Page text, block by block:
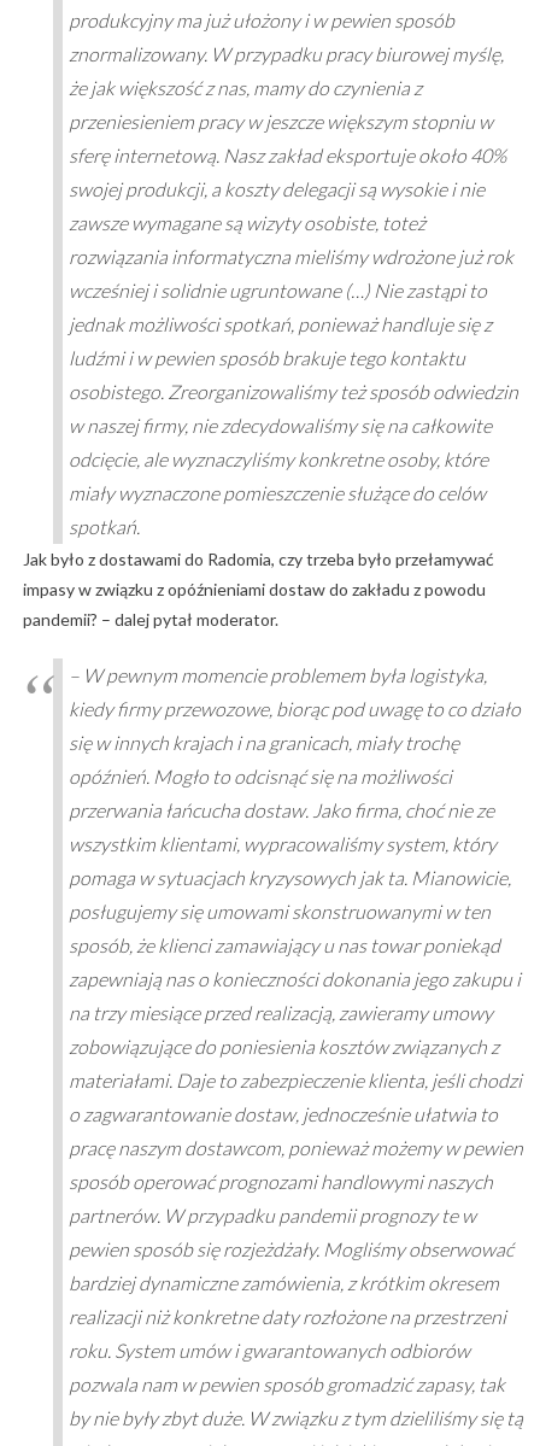
produkcyjny ma już ułożony i w pewien sposób
znormalizowany. W przypadku pracy biurowej myślę,
że jak większość z nas, mamy do czynienia z
przeniesieniem pracy w jeszcze większym stopniu w
sferę internetową. Nasz zakład eksportuje około 40%
swojej produkcji, a koszty delegacji są wysokie i nie
zawsze wymagane są wizyty osobiste, toteż
rozwiązania informatyczna mieliśmy wdrożone już rok
wcześniej i solidnie ugruntowane (…) Nie zastąpi to
jednak możliwości spotkań, ponieważ handluje się z
ludźmi i w pewien sposób brakuje tego kontaktu
osobistego. Zreorganizowaliśmy też sposób odwiedzin
w naszej firmy, nie zdecydowaliśmy się na całkowite
odcięcie, ale wyznaczyliśmy konkretne osoby, które
miały wyznaczone pomieszczenie służące do celów
spotkań.
Jak było z dostawami do Radomia, czy trzeba było przełamywać
impasy w związku z opóźnieniami dostaw do zakładu z powodu
pandemii? – dalej pytał moderator.
– W pewnym momencie problemem była logistyka,
kiedy firmy przewozowe, biorąc pod uwagę to co działo
się w innych krajach i na granicach, miały trochę
opóźnień. Mogło to odcisnąć się na możliwości
przerwania łańcucha dostaw. Jako firma, choć nie ze
wszystkim klientami, wypracowaliśmy system, który
pomaga w sytuacjach kryzysowych jak ta. Mianowicie,
posługujemy się umowami skonstruowanymi w ten
sposób, że klienci zamawiający u nas towar poniekąd
zapewniają nas o konieczności dokonania jego zakupu i
na trzy miesiące przed realizacją, zawieramy umowy
zobowiązujące do poniesienia kosztów związanych z
materiałami. Daje to zabezpieczenie klienta, jeśli chodzi
o zagwarantowanie dostaw, jednocześnie ułatwia to
pracę naszym dostawcom, ponieważ możemy w pewien
sposób operować prognozami handlowymi naszych
partnerów. W przypadku pandemii prognozy te w
pewien sposób się rozjeżdżały. Mogliśmy obserwować
bardziej dynamiczne zamówienia, z krótkim okresem
realizacji niż konkretne daty rozłożone na przestrzeni
roku. System umów i gwarantowanych odbiorów
pozwala nam w pewien sposób gromadzić zapasy, tak
by nie były zbyt duże. W związku z tym dzieliliśmy się tą